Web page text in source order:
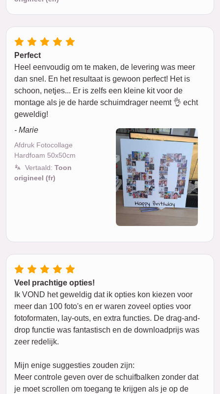
Perfect
Heel eenvoudig om te maken, de levering was meer
dan snel. En het resultaat is gewoon perfect! Het is
schoon, netjes... Er is zelfs een kleine kit voor de
montage als je de harde schuimdrager neemt 👌 echt
geweldig!
- Marie
Afdruk Fotocollage
Hardfoam 50x50cm
Vertaald: Toon
origineel (fr)
Veel prachtige opties!
Ik VOND het geweldig dat ik opties kon kiezen voor
meer dan 100 foto's en er waren zoveel opties voor
fotoformaten, lay-outs, en extra functies. De drag-and-
drop functie was fantastisch en de downloadprijs was
zeer redelijk.
Mijn enige suggesties zouden zijn:
Meer controle geven over de schuifbalken zonder dat
je moet scrollen om toegang te krijgen als je op de